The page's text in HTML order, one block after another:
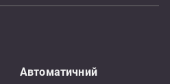
Автоматичний